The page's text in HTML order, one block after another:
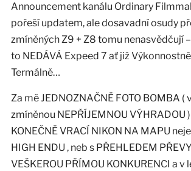
Announcement kanálu Ordinary
pořeší updatem, ale dosavadní osudy
zmíněných Z9 + Z8 tomu nenasvědčují
to NEDÁVÁ Expeed 7 ať již
Termálně…
Za mě JEDNOZNAČNĚ FOTO BOMBA (
zmíněnou NEPŘÍJEMNOU VÝHRADOU )
KONEČNĚ VRACÍ NIKON NA MAPU
HIGH ENDU , neb s PŘEHLEDEM
VEŠKEROU PŘÍMOU KONKURENCI a v